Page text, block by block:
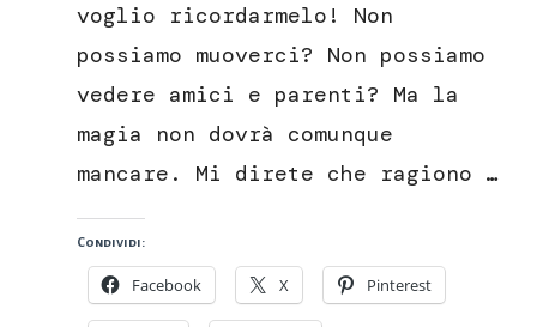
voglio ricordarmelo! Non
possiamo muoverci? Non possiamo
vedere amici e parenti? Ma la
magia non dovrà comunque
mancare. Mi direte che ragiono …
Condividi:
Facebook X Pinterest